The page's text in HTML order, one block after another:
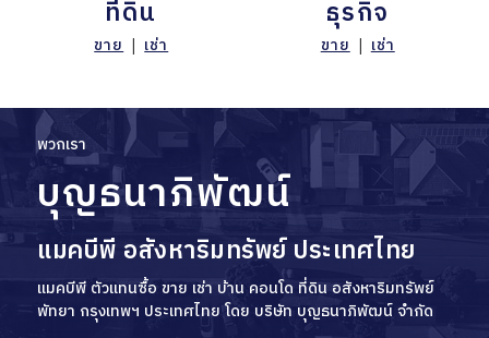
ที่ดิน
ขาย | เช่า
ธุรกิจ
ขาย | เช่า
พวกเรา
บุญธนาภิพัฒน์
แมคบีพี อสังหาริมทรัพย์ ประเทศไทย
แมคบีพี ตัวแทนซื้อ ขาย เช่า บ้าน คอนโด ที่ดิน อสังหาริมทรัพย์
พัทยา กรุงเทพฯ ประเทศไทย โดย บริษัท บุญธนาภิพัฒน์ จำกัด